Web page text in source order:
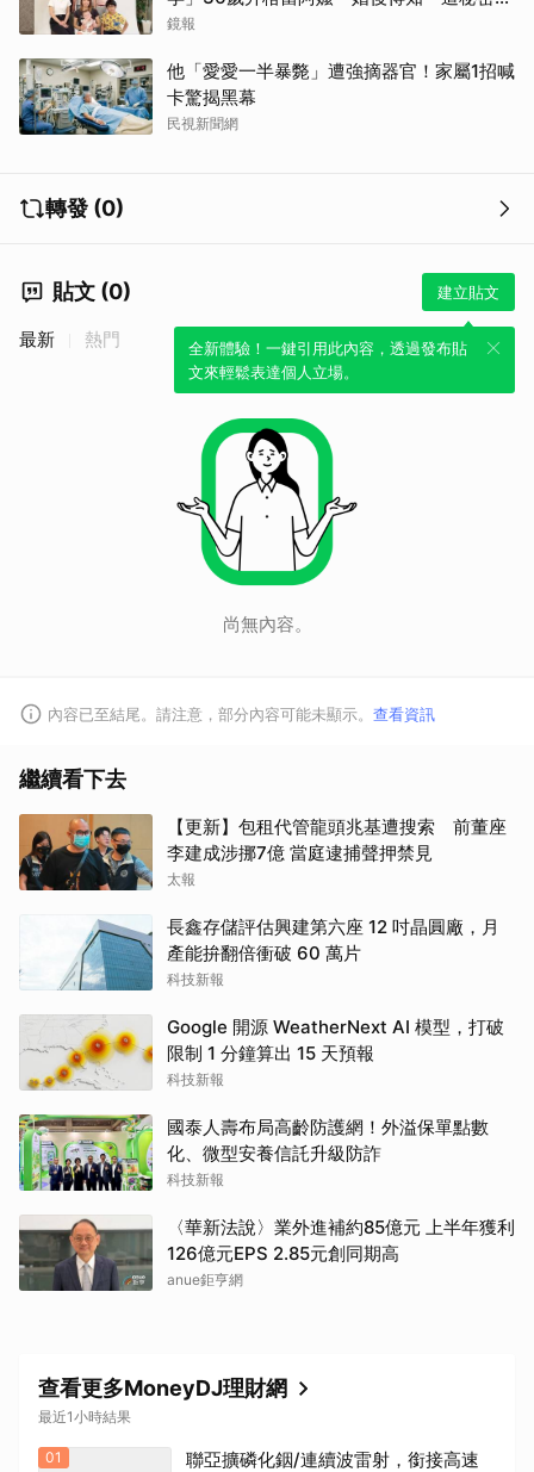
傻眼了
鏡報
他「愛愛一半暴斃」遭強摘器官！家屬1招喊
卡驚揭黑幕
民視新聞網
轉發 (0)
貼文 (0) 建立貼文
全新體驗！一鍵引用此內容，透過發布貼
文來輕鬆表達個人立場。
最新 熱門
尚無內容。
內容已至結尾。請注意，部分內容可能未顯示。 查看資訊
繼續看下去
【更新】包租代管龍頭兆基遭搜索 前董座
李建成涉挪7億 當庭逮捕聲押禁見
太報
長鑫存儲評估興建第六座 12 吋晶圓廠，月
產能拚翻倍衝破 60 萬片
科技新報
Google 開源 WeatherNext AI 模型，打破
限制 1 分鐘算出 15 天預報
科技新報
國泰人壽布局高齡防護網！外溢保單點數
化、微型安養信託升級防詐
科技新報
〈華新法說〉業外進補約85億元 上半年獲利
126億元EPS 2.85元創同期高
anue鉅亨網
查看更多MoneyDJ理財網
最近1小時結果
01
聯亞擴磷化銦/連續波雷射，銜接高速